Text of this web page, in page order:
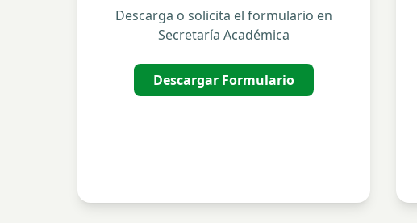
Descarga o solicita el formulario en
Secretaría Académica
Descargar Formulario